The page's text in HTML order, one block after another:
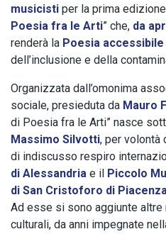
musicisti per la prima
Poesia fra le Arti” che, da
renderà la Poesia
dell’inclusione e della
Organizzata dall’omonima
sociale, presieduta da Mauro
di Poesia fra le Arti” nasce
Massimo Silvotti, per volontà
di indiscusso respiro
di Alessandria e il Piccolo
di San Cristoforo di
Ad esse si sono aggiunte
culturali, da anni impegnate